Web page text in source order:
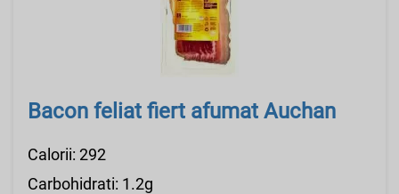
Bacon feliat fiert afumat Auchan
Calorii: 292
Carbohidrati: 1.2g